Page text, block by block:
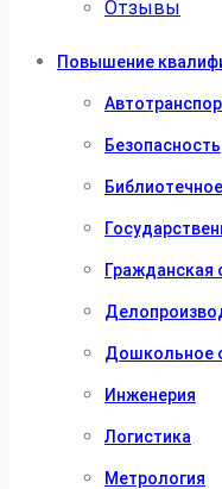
Отзывы
Повышение
Безопасность
Гражданская
Дошкольное
Инженерия
Логистика
Метрология